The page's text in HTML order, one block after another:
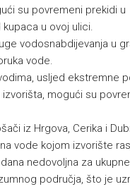
su povremeni prekidi u
u ovoj ulici.
vodosnabdijevanja u
vode.
usljed ekstremne
mogući su
iz Hrgova, Cerika i
vode kojom izvorište
nedovoljna za
područja, što je